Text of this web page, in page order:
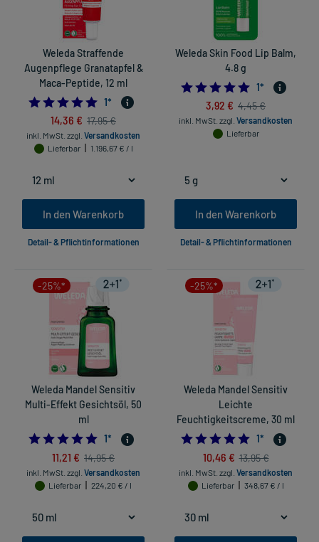
Weleda Straffende
Augenpflege Granatapfel &
Maca-Peptide, 12 ml
5.0
1*
14,36 € 17,95 €
inkl. MwSt. zzgl. Versandkosten
Lieferbar
1.196,67 € / l
In den Warenkorb
Detail- & Pflichtinformationen
Weleda Skin Food Lip Balm,
4.8 g
5.0
1*
3,92 € 4,45 €
inkl. MwSt. zzgl. Versandkosten
Lieferbar
In den Warenkorb
Detail- & Pflichtinformationen
-25%*
Weleda Mandel Sensitiv
Multi-Effekt Gesichtsöl, 50
ml
5.0
1*
11,21 € 14,95 €
inkl. MwSt. zzgl. Versandkosten
Lieferbar
224,20 € / l
-25%*
Weleda Mandel Sensitiv
Leichte
Feuchtigkeitscreme, 30 ml
5.0
1*
10,46 € 13,95 €
inkl. MwSt. zzgl. Versandkosten
Lieferbar
348,67 € / l